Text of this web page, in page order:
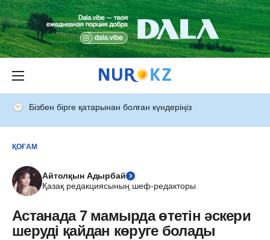
Бізбен бірге қатарынан болған күндеріңіз
ҚОҒАМ
Айтолқын Адырбай
Қазақ редакциясының шеф-редакторы
Астанада 7 мамырда өтетін әскери
шеруді қайдан көруге болады